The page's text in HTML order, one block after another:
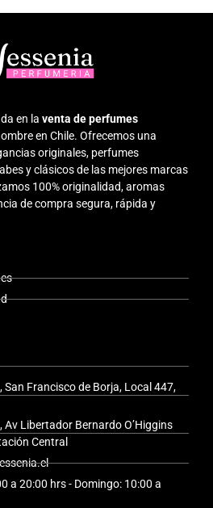
en la venta de perfumes
en Chile. Ofrecemos una
originales, perfumes
y clásicos de las mejores marcas
100% originalidad, aromas
de compra segura, rápida y
Francisco de Borja, Local 447,
Libertador Bernardo O’Higgins
Central
a 20:00 hrs - Domingo: 10:00 a